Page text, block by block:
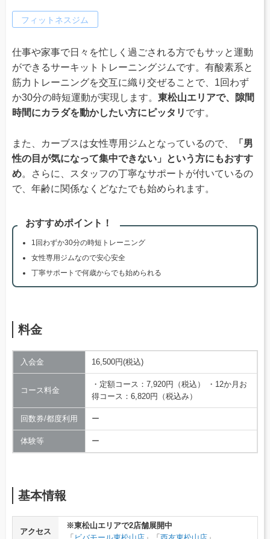
フィットネスジム
仕事や家事で日々を忙しく過ごされる方でもサッと運動
ができるサーキットトレーニングジムです。有酸素系と
筋力トレーニングを交互に織り交ぜることで、1回わず
か30分の時短運動が実現します。 東松山エリアで、隙間
時間にカラダを動かしたい方にピッタリ です。
また、カーブスは女性専用ジムとなっているので、
「男
性の目が気になって集中できない」という方にもおすす
め。さらに、スタッフの丁寧なサポートが付いているの
で、年齢に関係なくどなたでも始められます。
おすすめポイント！
1回わずか30分の時短トレーニング
女性専用ジムなので安心安全
丁寧サポートで何歳からでも始められる
料金
入会金 16,500円(税込)
コース料金
・定額コース：7,920円（税込） ・12か月お
得コース：6,820円（税込み）
回数券/都度利用 ー
体験等 ー
基本情報
アクセス
※東松山エリアで2店舗展開中